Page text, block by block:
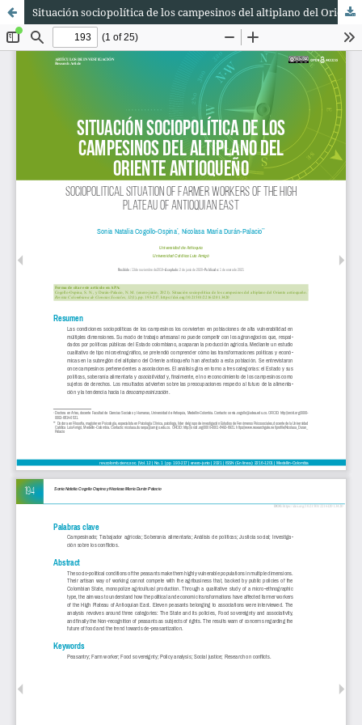
Situación sociopolítica de los campesinos del altiplano del Oriente antioqueño